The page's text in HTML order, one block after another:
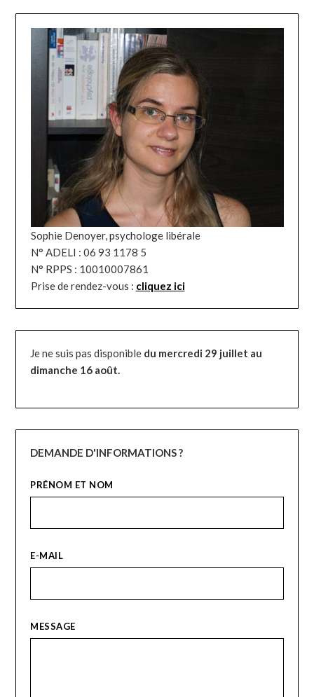
Sophie Denoyer, psychologe libérale
N° ADELI : 06 93 1178 5
N° RPPS : 10010007861
Prise de rendez-vous : cliquez ici
Je ne suis pas disponible du mercredi 29 juillet au
dimanche 16 août.
DEMANDE D'INFORMATIONS ?
PRÉNOM ET NOM
E-MAIL
MESSAGE